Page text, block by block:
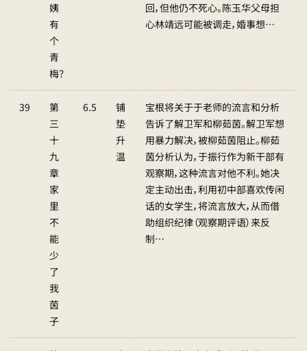
姨
有
个
青
梅？
回，但他仍不死心。陈玉华父母担
心林靖远可能被调走，婚事想…
39
第
三
十
九
章
家
里
不
能
少
了
我
茵
子
6.5
铺
垫
升
温
宝根将关于于老师的流言和分析
告诉了解卫军和柳茹茵。解卫军想
用暴力解决，被柳茹茵阻止。柳茹
茵分析认为，于振行作为新干部有
观察期，这种流言对他不利。她决
定主动出击，利用初中部喜欢传闲
话的女学生，将流言放大，从而借
助组织纪律（观察期评语）来反
制…